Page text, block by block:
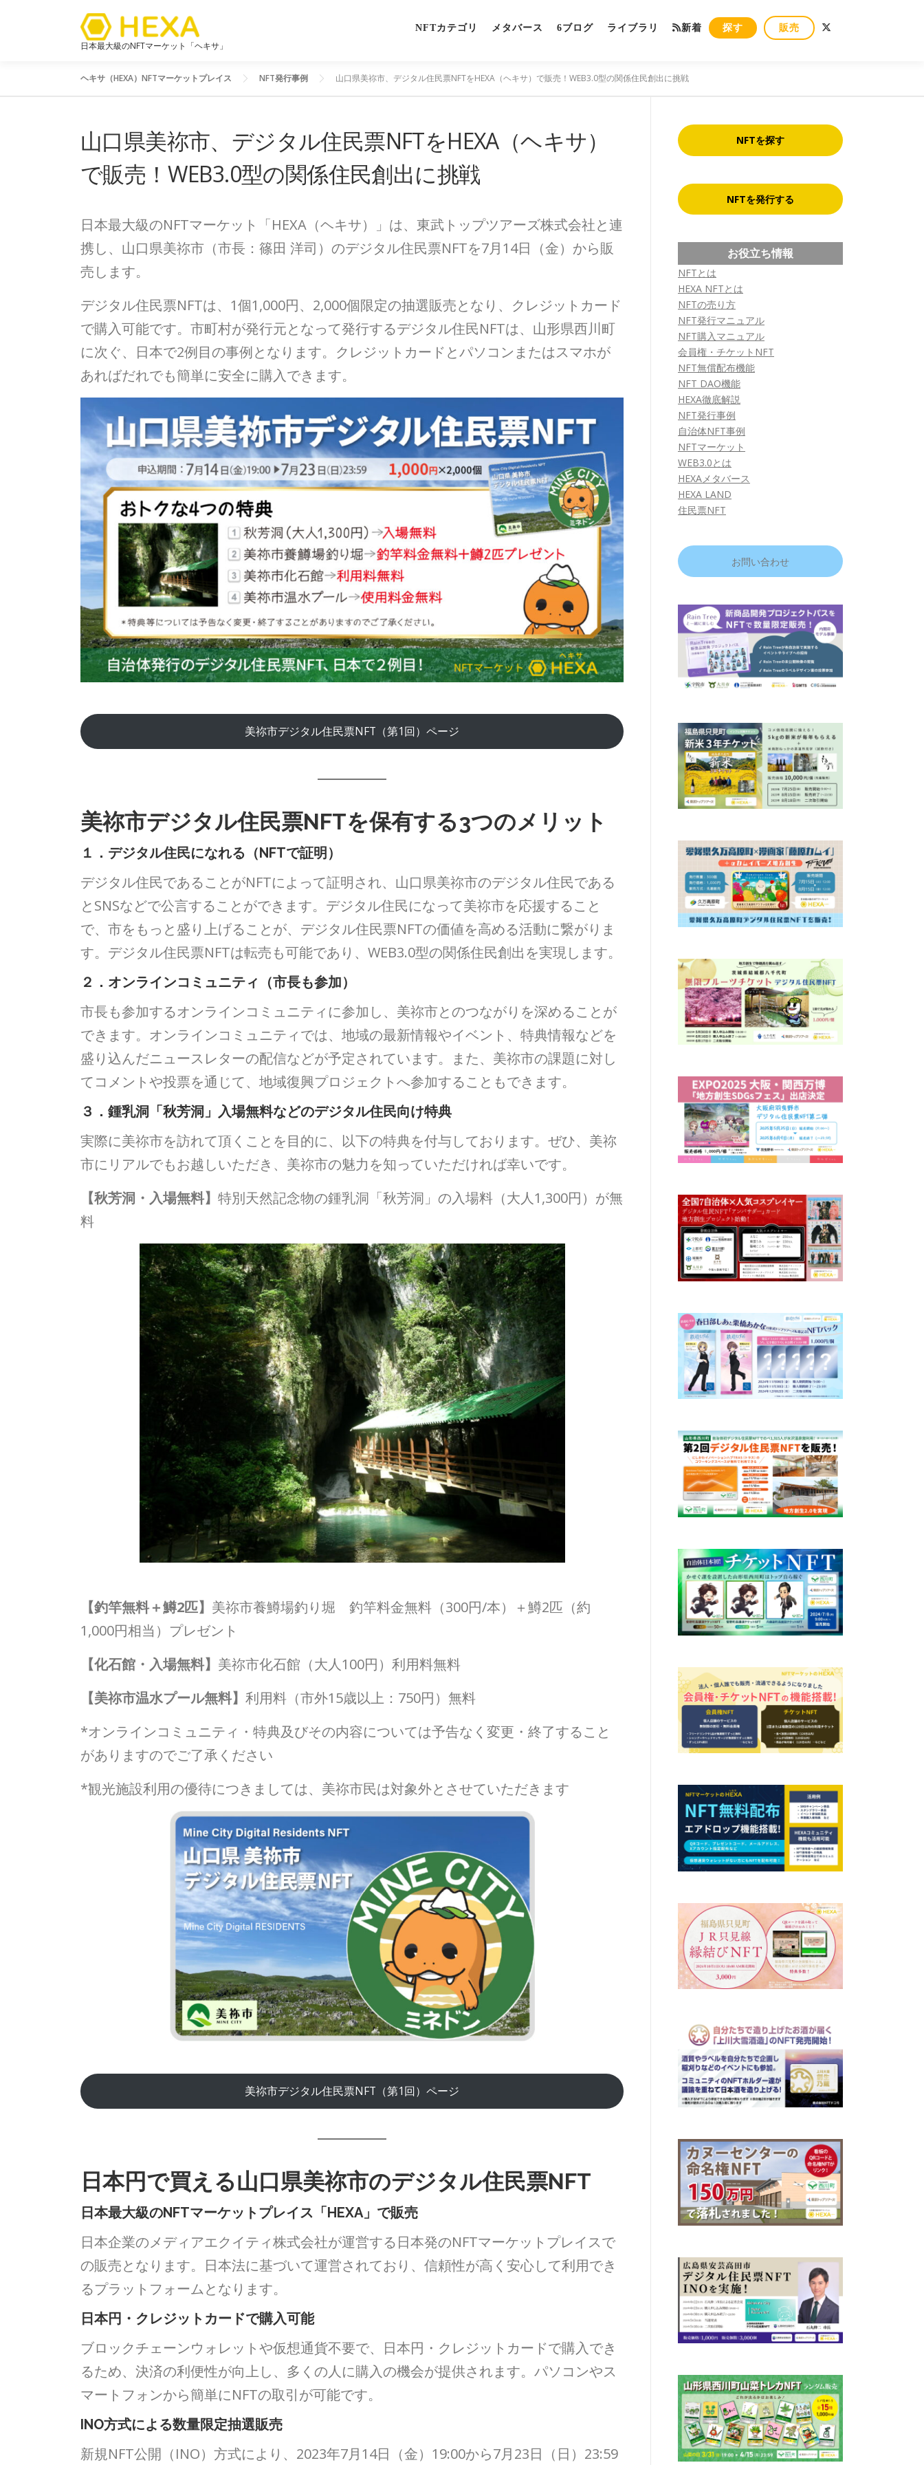
日本最大級のNFTマーケット「ヘキサ」
NFTカテゴリ メタバース 6ブログ ライブラリ 新着 探す 販売
ヘキサ（HEXA）NFTマーケットプレイス NFT発行事例 山口県美祢市、デジタル住民票NFTをHEXA（ヘキサ）で販売！WEB3.0型の関係住民創出に挑戦
山口県美祢市、デジタル住民票NFTをHEXA（ヘキサ）
で販売！WEB3.0型の関係住民創出に挑戦
日本最大級のNFTマーケット「HEXA（ヘキサ）」は、東武トップツアーズ株式会社と連
携し、山口県美祢市（市長：篠田 洋司）のデジタル住民票NFTを7月14日（金）から販
売します。
デジタル住民票NFTは、1個1,000円、2,000個限定の抽選販売となり、クレジットカード
で購入可能です。市町村が発行元となって発行するデジタル住民NFTは、山形県西川町
に次ぐ、日本で2例目の事例となります。クレジットカードとパソコンまたはスマホが
あればだれでも簡単に安全に購入できます。
美祢市デジタル住民票NFT（第1回）ページ
美祢市デジタル住民票NFTを保有する3つのメリット
１．デジタル住民になれる（NFTで証明）
デジタル住民であることがNFTによって証明され、山口県美祢市のデジタル住民である
とSNSなどで公言することができます。デジタル住民になって美祢市を応援すること
で、市をもっと盛り上げることが、デジタル住民票NFTの価値を高める活動に繋がりま
す。デジタル住民票NFTは転売も可能であり、WEB3.0型の関係住民創出を実現します。
２． オンラインコミュニティ（市長も参加）
市長も参加するオンラインコミュニティに参加し、美祢市とのつながりを深めることが
できます。オンラインコミュニティでは、地域の最新情報やイベント、特典情報などを
盛り込んだニュースレターの配信などが予定されています。また、美祢市の課題に対し
てコメントや投票を通じて、地域復興プロジェクトへ参加することもできます。
３．鍾乳洞「秋芳洞」入場無料などのデジタル住民向け特典
実際に美祢市を訪れて頂くことを目的に、以下の特典を付与しております。ぜひ、美祢
市にリアルでもお越しいただき、美祢市の魅力を知っていただければ幸いです。
【秋芳洞・入場無料】 特別天然記念物の鍾乳洞「秋芳洞」の入場料（大人1,300円）が無
料
【釣竿無料＋鱒2匹】 美祢市養鱒場釣り堀 釣竿料金無料（300円/本）＋鱒2匹（約
1,000円相当）プレゼント
【化石館・入場無料】 美祢市化石館（大人100円）利用料無料
【美祢市温水プール無料】 利用料（市外15歳以上：750円）無料
*オンラインコミュニティ・特典及びその内容については予告なく変更・終了すること
がありますのでご了承ください
*観光施設利用の優待につきましては、美祢市民は対象外とさせていただきます
美祢市デジタル住民票NFT（第1回）ページ
日本円で買える山口県美祢市のデジタル住民票NFT
日本最大級のNFTマーケットプレイス「HEXA」で販売
日本企業のメディアエクイティ株式会社が運営する日本発のNFTマーケットプレイスで
の販売となります。日本法に基づいて運営されており、信頼性が高く安心して利用でき
るプラットフォームとなります。
日本円・クレジットカードで購入可能
ブロックチェーンウォレットや仮想通貨不要で、日本円・クレジットカードで購入でき
るため、決済の利便性が向上し、多くの人に購入の機会が提供されます。パソコンやス
マートフォンから簡単にNFTの取引が可能です。
INO方式による数量限定抽選販売
新規NFT公開（INO）方式により、2023年7月14日（金）19:00から7月23日（日）23:59
NFTを探す
NFTを発行する
お役立ち情報
NFTとは
HEXA NFTとは
NFTの売り方
NFT発行マニュアル
NFT購入マニュアル
会員権・チケットNFT
NFT無償配布機能
NFT DAO機能
HEXA徹底解説
NFT発行事例
自治体NFT事例
NFTマーケット
WEB3.0とは
HEXAメタバース
HEXA LAND
住民票NFT
お問い合わせ